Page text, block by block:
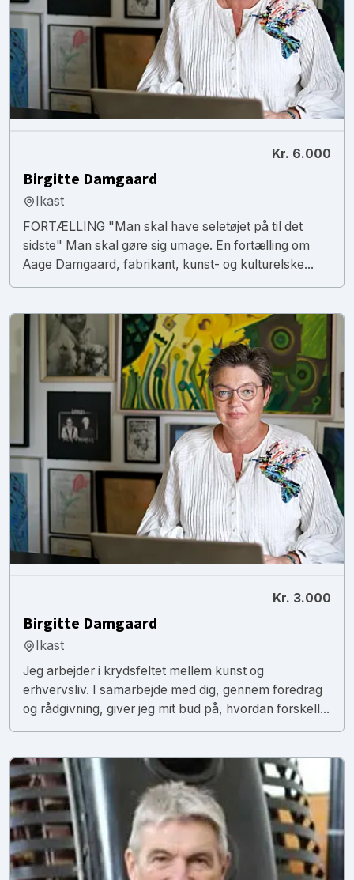
Kr. 6.000
Birgitte Damgaard
Ikast
FORTÆLLING "Man skal have seletøjet på til det
sidste" Man skal gøre sig umage. En fortælling om
Aage Damgaard, fabrikant, kunst- og kulturelske...
Kr. 3.000
Birgitte Damgaard
Ikast
Jeg arbejder i krydsfeltet mellem kunst og
erhvervsliv. I samarbejde med dig, gennem foredrag
og rådgivning, giver jeg mit bud på, hvordan forskell...